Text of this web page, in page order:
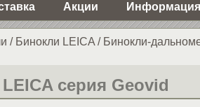
Акции Информация
/ Бинокли LEICA/ Бинокли-
серия Geovid